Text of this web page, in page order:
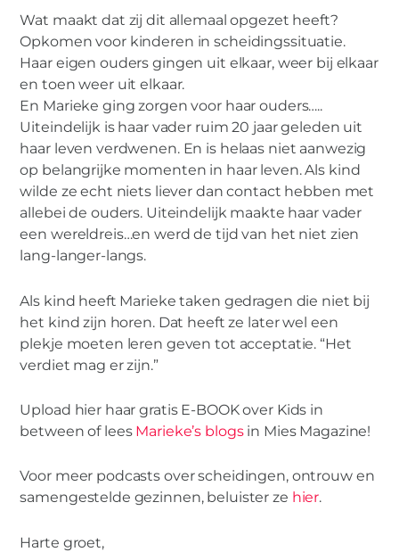
Wat maakt dat zij dit allemaal opgezet heeft?
Opkomen voor kinderen in scheidingssituatie.
Haar eigen ouders gingen uit elkaar, weer bij elkaar
en toen weer uit elkaar.
En Marieke ging zorgen voor haar ouders…..
Uiteindelijk is haar vader ruim 20 jaar geleden uit
haar leven verdwenen. En is helaas niet aanwezig
op belangrijke momenten in haar leven. Als kind
wilde ze echt niets liever dan contact hebben met
allebei de ouders. Uiteindelijk maakte haar vader
een wereldreis…en werd de tijd van het niet zien
lang-langer-langs.
Als kind heeft Marieke taken gedragen die niet bij
het kind zijn horen. Dat heeft ze later wel een
plekje moeten leren geven tot acceptatie. “Het
verdiet mag er zijn.”
Upload hier haar gratis E-BOOK over Kids in
between of lees Marieke’s blogsin Mies Magazine!
Voor meer podcasts over scheidingen, ontrouw en
samengestelde gezinnen, beluister ze hier.
Harte groet,